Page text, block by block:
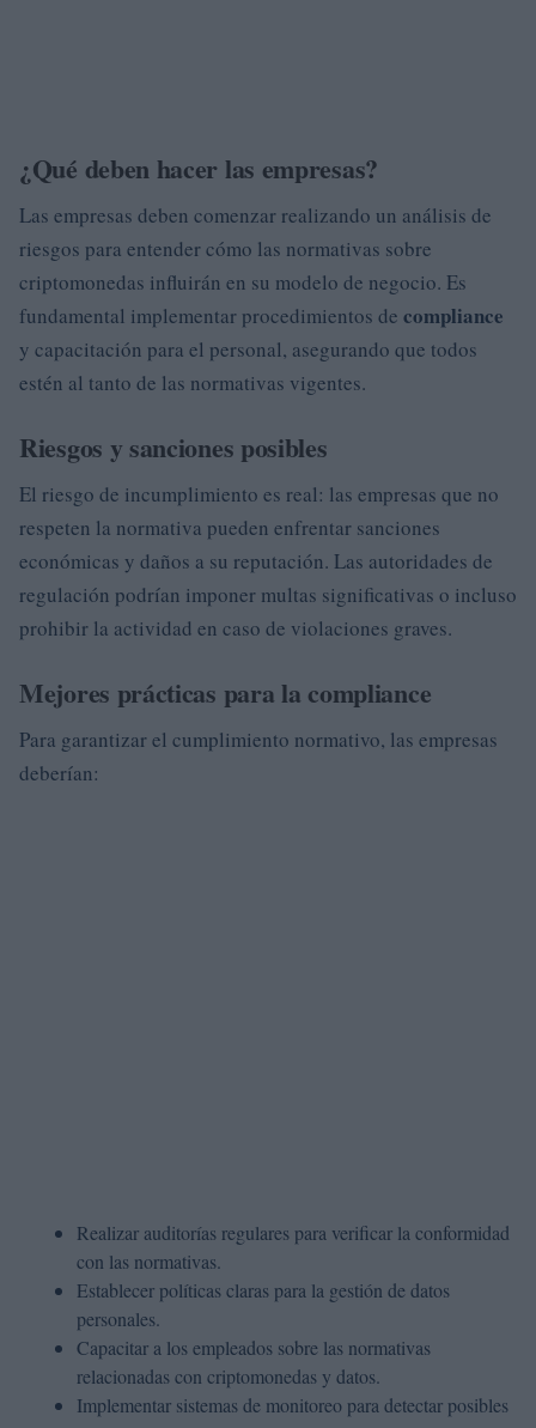
¿Qué deben hacer las empresas?
Las empresas deben comenzar realizando un análisis de
riesgos para entender cómo las normativas sobre
criptomonedas influirán en su modelo de negocio. Es
fundamental implementar procedimientos de compliance
y capacitación para el personal, asegurando que todos
estén al tanto de las normativas vigentes.
Riesgos y sanciones posibles
El riesgo de incumplimiento es real: las empresas que no
respeten la normativa pueden enfrentar sanciones
económicas y daños a su reputación. Las autoridades de
regulación podrían imponer multas significativas o incluso
prohibir la actividad en caso de violaciones graves.
Mejores prácticas para la compliance
Para garantizar el cumplimiento normativo, las empresas
deberían:
Realizar auditorías regulares para verificar la conformidad
con las normativas.
Establecer políticas claras para la gestión de datos
personales.
Capacitar a los empleados sobre las normativas
relacionadas con criptomonedas y datos.
Implementar sistemas de monitoreo para detectar posibles